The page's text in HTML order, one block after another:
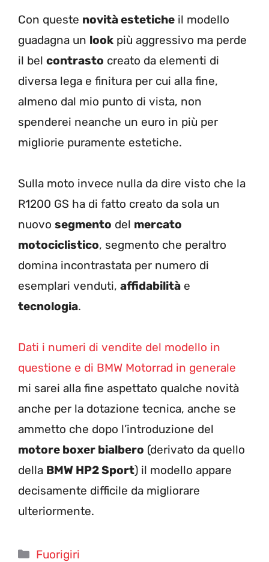
Con queste novità estetiche il modello
guadagna un look più aggressivo ma perde
il bel contrasto creato da elementi di
diversa lega e finitura per cui alla fine,
almeno dal mio punto di vista, non
spenderei neanche un euro in più per
migliorie puramente estetiche.
Sulla moto invece nulla da dire visto che la
R1200 GS ha di fatto creato da sola un
nuovo segmento del mercato
motociclistico, segmento che peraltro
domina incontrastata per numero di
esemplari venduti, affidabilità e
tecnologia.
Dati i numeri di vendite del modello in
questione e di BMW Motorrad in generale
mi sarei alla fine aspettato qualche novità
anche per la dotazione tecnica, anche se
ammetto che dopo l’introduzione del
motore boxer bialbero (derivato da quello
della BMW HP2 Sport) il modello appare
decisamente difficile da migliorare
ulteriormente.
Categorie
Fuorigiri